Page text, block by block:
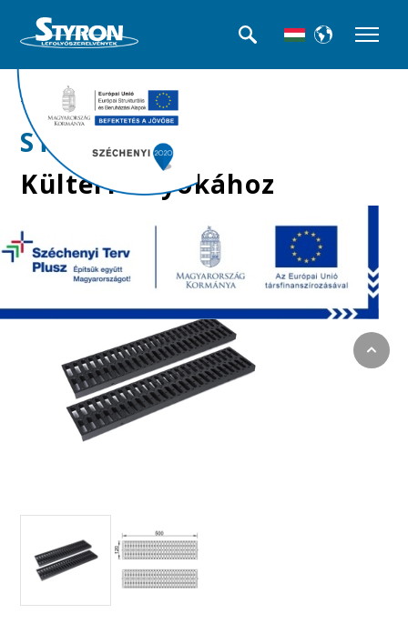
>>Kültéri folyókák
STY-900-4
Kültéri folyókához
rács, műanyag